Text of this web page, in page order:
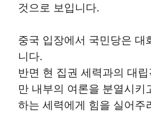
것으로 보입니다.
중국 입장에서 국민당은 대
니다.
반면 현 집권 세력과의 대
만 내부의 여론을 분열시키
하는 세력에게 힘을 실어주